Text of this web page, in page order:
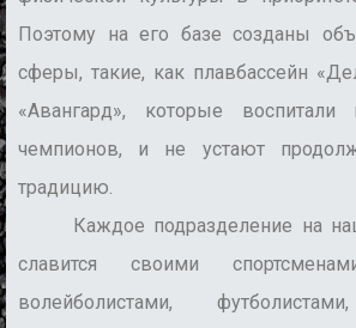
Поэтому на его базе созданы
сферы, такие, как плавбассейн
«Авангард», которые
чемпионов, и не устают
традицию.
Каждое подразделение на
славится своими
волейболистами,